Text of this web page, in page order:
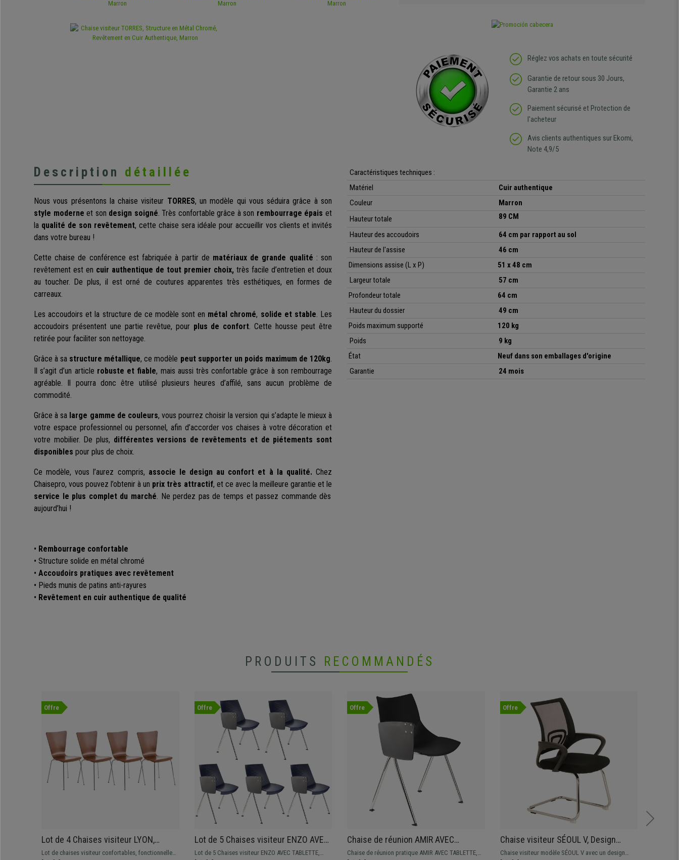
Réglez vos achats en toute sécurité
Garantie de retour sous 30 Jours,
Garantie 2 ans
Paiement sécurisé et Protection de
l'acheteur
Avis clients authentiques sur Ekomi,
Note 4,9/5
Description détaillée
Nous vous présentons la chaise visiteur TORRES, un modèle qui vous séduira grâce à son
style moderne et son design soigné. Très confortable grâce à son rembourrage épais et
la qualité de son revêtement, cette chaise sera idéale pour accueillir vos clients et invités
dans votre bureau !
Cette chaise de conférence est fabriquée à partir de matériaux de grande qualité : son
revêtement est en cuir authentique de tout premier choix, très facile d’entretien et doux
au toucher. De plus, il est orné de coutures apparentes très esthétiques, en formes de
carreaux.
Les accoudoirs et la structure de ce modèle sont en métal chromé, solide et stable. Les
accoudoirs présentent une partie revêtue, pour plus de confort. Cette housse peut être
retirée pour faciliter son nettoyage.
Grâce à sa structure métallique, ce modèle peut supporter un poids maximum de 120kg.
Il s’agit d’un article robuste et fiable, mais aussi très confortable grâce à son rembourrage
agréable. Il pourra donc être utilisé plusieurs heures d’affilé, sans aucun problème de
commodité.
Grâce à sa large gamme de couleurs, vous pourrez choisir la version qui s’adapte le mieux à
votre espace professionnel ou personnel, afin d’accorder vos chaises à votre décoration et
votre mobilier. De plus, différentes versions de revêtements et de piétements sont
disponibles pour plus de choix.
Ce modèle, vous l’aurez compris, associe le design au confort et à la qualité. Chez
Chaisepro, vous pouvez l’obtenir à un prix très attractif, et ce avec la meilleure garantie et le
service le plus complet du marché. Ne perdez pas de temps et passez commande dès
aujourd’hui !
• Rembourrage confortable
• Structure solide en métal chromé
• Accoudoirs pratiques avec revêtement
• Pieds munis de patins anti-rayures
• Revêtement en cuir authentique de qualité
Caractéristiques techniques :
Matériel
Cuir authentique
Couleur
Marron
Hauteur totale
89 CM
Hauteur des accoudoirs
64 cm par rapport au sol
Hauteur de l'assise
46 cm
Dimensions assise (L x P)
51 x 48 cm
Largeur totale
57 cm
Profondeur totale
64 cm
Hauteur du dossier
49 cm
Poids maximum supporté
120 kg
Poids
9 kg
État
Neuf dans son emballages d'origine
Garantie
24 mois
PRODUITS RECOMMANDÉS
Offre
Lot de 4 Chaises visiteur LYON,
Empilables, en Bois, Marron Cerisier
Lot de chaises visiteur confortables, fonctionnelles
Offre
Lot de 5 Chaises visiteur ENZO AVEC
TABLETTE, Commodes et Pratiques,
Lot de 5 Chaises visiteur ENZO AVEC TABLETTE,
Offre
Chaise de réunion AMIR AVEC
TABLETTE, Commode et Pratique, Noir
Chaise de réunion pratique AMIR AVEC TABLETTE,
Offre
Chaise visiteur SÉOUL V, Design
sublime, Grande Assise Rembourrée,
Chaise visiteur modèle SÉOUL V avec un design